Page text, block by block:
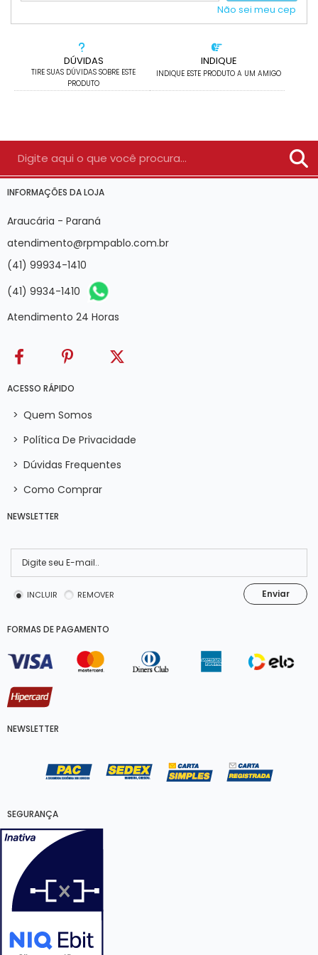
DÚVIDAS
TIRE SUAS DÚVIDAS SOBRE ESTE
PRODUTO
INDIQUE
INDIQUE ESTE PRODUTO A UM AMIGO
Não sei meu cep
INFORMAÇÕES DA LOJA
Araucária - Paraná
atendimento@rpmpablo.com.br
(41) 99934-1410
(41) 9934-1410
Atendimento 24 Horas
ACESSO RÁPIDO
> Quem Somos
> Política De Privacidade
> Dúvidas Frequentes
> Como Comprar
NEWSLETTER
INCLUIR REMOVER Enviar
FORMAS DE PAGAMENTO
NEWSLETTER
SEGURANÇA